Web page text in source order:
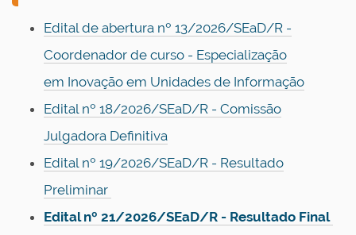
Edital de abertura nº 13/2026/SEaD/R -
Coordenador de curso - Especialização
em Inovação em Unidades de Informação
Edital nº 18/2026/SEaD/R - Comissão
Julgadora Definitiva
Edital nº 19/2026/SEaD/R - Resultado
Preliminar
Edital nº 21/2026/SEaD/R - Resultado Final